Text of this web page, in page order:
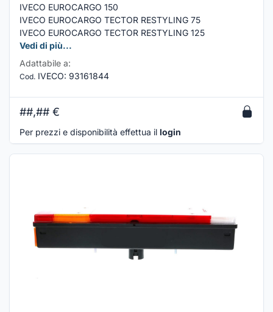
IVECO EUROCARGO 150
IVECO EUROCARGO TECTOR RESTYLING 75
IVECO EUROCARGO TECTOR RESTYLING 125
Vedi di più...
Adattabile a:
Cod. IVECO: 93161844
##,## €
Per prezzi e disponibilità effettua il login